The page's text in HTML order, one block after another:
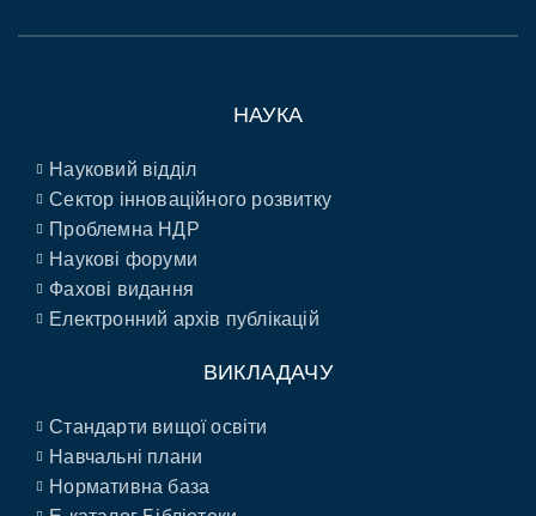
НАУКА
Науковий відділ
Сектор інноваційного розвитку
Проблемна НДР
Наукові форуми
Фахові видання
Електронний архів публікацій
ВИКЛАДАЧУ
Стандарти вищої освіти
Навчальні плани
Нормативна база